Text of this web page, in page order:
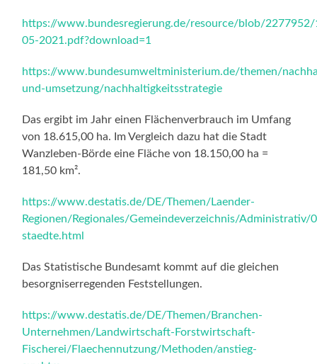
https://www.bundesregierung.de/resource/blob/2277952/
05-2021.pdf?download=1
https://www.bundesumweltministerium.de/themen/
und-umsetzung/nachhaltigkeitsstrategie
Das ergibt im Jahr einen Flächenverbrauch im Umfang
von 18.615,00 ha. Im Vergleich dazu hat die Stadt
Wanzleben-Börde eine Fläche von 18.150,00 ha =
181,50 km².
https://www.destatis.de/DE/Themen/Laender-
Regionen/Regionales/Gemeindeverzeichnis/Administrativ/
staedte.html
Das Statistische Bundesamt kommt auf die gleichen
besorgniserregenden Feststellungen.
https://www.destatis.de/DE/Themen/Branchen-
Unternehmen/Landwirtschaft-Forstwirtschaft-
Fischerei/Flaechennutzung/Methoden/anstieg-